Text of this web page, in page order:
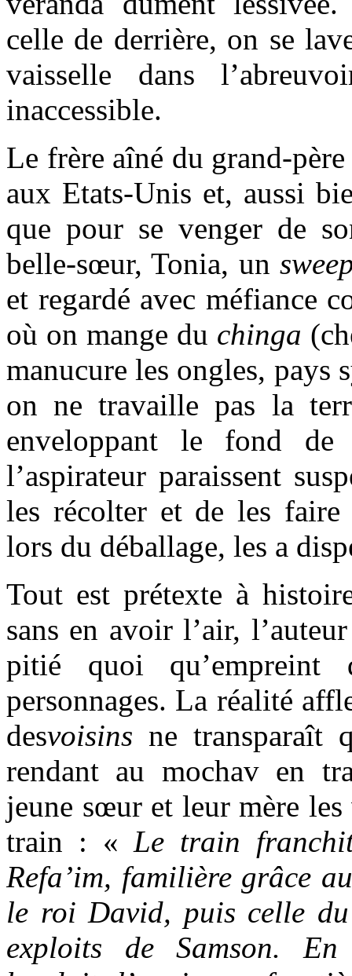
celle de derrière, on se
vaisselle dans
inaccessible.
Le frère aîné du grand-
aux Etats-Unis et, aussi
que pour se venger de
belle-sœur, Tonia, un
et regardé avec méfiance
où on mange du chinga
manucure les ongles, pays
on ne travaille pas la
enveloppant le fond de
l’aspirateur paraissent
les récolter et de les
lors du déballage, les a
Tout est prétexte à
sans en avoir l’air,
pitié quoi qu’empreint
personnages. La réalité
desvoisins ne transparaît
rendant au mochav en
jeune sœur et leur mère
train : «Le train
Refa’im, familière grâce
le roi David, puis celle
exploits de Samson. En